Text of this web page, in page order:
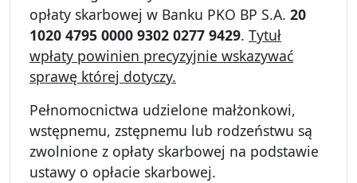
opłaty skarbowej w Banku PKO BP S.A. 20
1020 4795 0000 9302 0277 9429. Tytuł
wpłaty powinien precyzyjnie wskazywać
sprawę której dotyczy.
Pełnomocnictwa udzielone małżonkowi,
wstępnemu, zstępnemu lub rodzeństwu są
zwolnione z opłaty skarbowej na podstawie
ustawy o opłacie skarbowej.